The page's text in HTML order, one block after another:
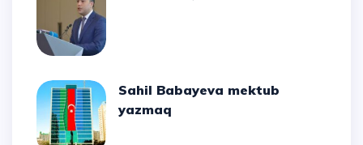
Sahil Babayeva mektub
yazmaq